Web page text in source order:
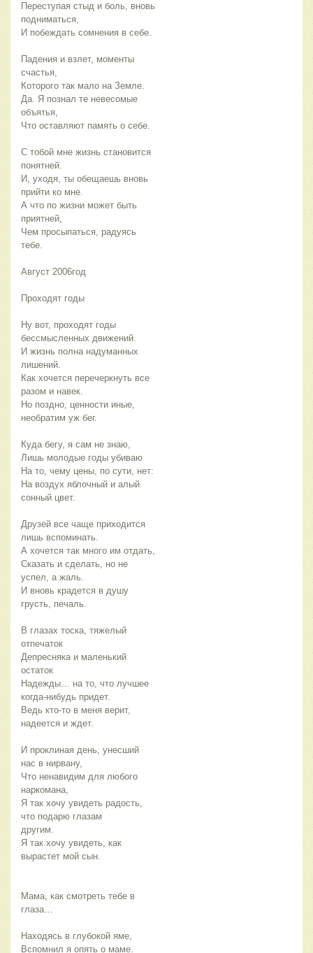
Переступая стыд и боль, вновь
подниматься,
И побеждать сомнения в себе.
Падения и взлет, моменты
счастья,
Которого так мало на Земле.
Да. Я познал те невесомые
объятья,
Что оставляют память о себе.
С тобой мне жизнь становится
понятней.
И, уходя, ты обещаешь вновь
прийти ко мне.
А что по жизни может быть
приятней,
Чем просыпаться, радуясь
тебе.
Август 2006год
Проходят годы
Ну вот, проходят годы
бессмысленных движений.
И жизнь полна надуманных
лишений.
Как хочется перечеркнуть все
разом и навек.
Но поздно, ценности иные,
необратим уж бег.
Куда бегу, я сам не знаю,
Лишь молодые годы убиваю
На то, чему цены, по сути, нет:
На воздух яблочный и алый
сонный цвет.
Друзей все чаще приходится
лишь вспоминать.
А хочется так много им отдать,
Сказать и сделать, но не
успел, а жаль.
И вновь крадется в душу
грусть, печаль.
В глазах тоска, тяжелый
отпечаток
Депреcняка и маленький
остаток
Надежды… на то, что лучшее
когда-нибудь придет.
Ведь кто-то в меня верит,
надеется и ждет.
И проклиная день, унесший
нас в нирвану,
Что ненавидим для любого
наркомана,
Я так хочу увидеть радость,
что подарю глазам
другим.
Я так хочу увидеть, как
вырастет мой сын.
Мама, как смотреть тебе в
глаза…
Находясь в глубокой яме,
Вспомнил я опять о маме.